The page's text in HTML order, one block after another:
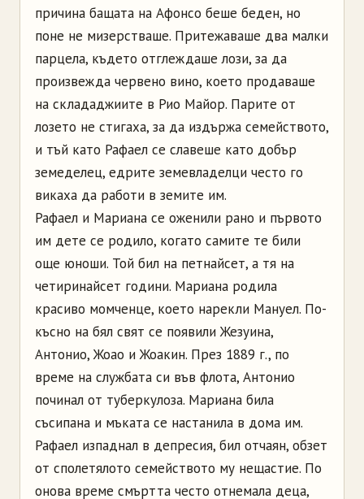
причина бащата на Афонсо беше беден, но
поне не мизерстваше. Притежаваше два малки
парцела, където отглеждаше лози, за да
произвежда червено вино, което продаваше
на склададжиите в Рио Майор. Парите от
лозето не стигаха, за да издържа семейството,
и тъй като Рафаел се славеше като добър
земеделец, едрите земевладелци често го
викаха да работи в земите им.
Рафаел и Мариана се оженили рано и първото
им дете се родило, когато самите те били
още юноши. Той бил на петнайсет, а тя на
четиринайсет години. Мариана родила
красиво момченце, което нарекли Мануел. По-
късно на бял свят се появилиЖезуина,
Антонио, Жоао иЖоакин. През 1889 г., по
време на службата си във флота, Антонио
починал от туберкулоза. Мариана била
съсипана и мъката се настанила в дома им.
Рафаел изпаднал в депресия, бил отчаян, обзет
от сполетялото семейството му нещастие. По
онова време смъртта често отнемала деца,